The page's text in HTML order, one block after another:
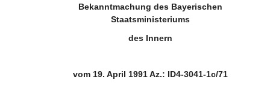
Bekanntmachung des Bayerischen
Staatsministeriums
des Innern
vom 19. April 1991 Az.: ID4-3041-1c/71